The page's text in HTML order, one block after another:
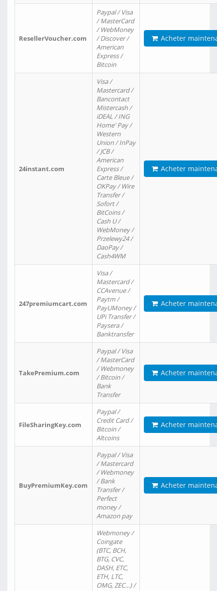
ResellerVoucher.com
Paypal / Visa
/ MasterCard
/ WebMoney
/ Discover /
American
Express /
Bitcoin
Acheter
24instant.com
Visa /
Mastercard /
Bancontact
Mistercash /
iDEAL / ING
Home' Pay /
Western
Union / InPay
/ JCB /
American
Express /
Carte Bleue /
OKPay / Wire
Transfer /
Sofort /
BitCoins /
Cash U /
WebMoney /
Przelewy24 /
DaoPay /
Cash4WM
Acheter
247premiumcart.com
Visa /
Mastercard /
CCAvenue /
Paytm /
PayUMoney /
UPi Transfer /
Paysera /
Banktransfer
Acheter
TakePremium.com
Paypal / Visa
/ MasterCard
/ Webmoney
/ Bitcoin /
Bank
Transfer
Acheter
FileSharingKey.com
Paypal /
Credit Card /
Bitcoin /
Altcoins
Acheter
BuyPremiumKey.com
Paypal / Visa
/ Mastercard
/ Webmoney
/ Bank
Transfer /
Perfect
money /
Amazon pay
Acheter
Webmoney /
Coingate
(BTC, BCH,
BTG, CVC,
DASH, ETC,
ETH, LTC,
OMG, ZEC…) /